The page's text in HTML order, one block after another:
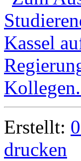
Erstellt:
drucken